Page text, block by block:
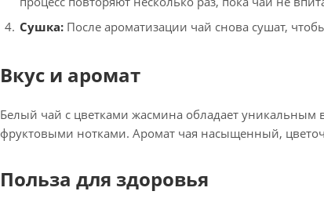
Сушка: После ароматизации чай снова сушат,
Вкус и аромат
Белый чай с цветками жасмина обладает уникальным
фруктовыми нотками. Аромат чая насыщенный,
Польза для здоровья